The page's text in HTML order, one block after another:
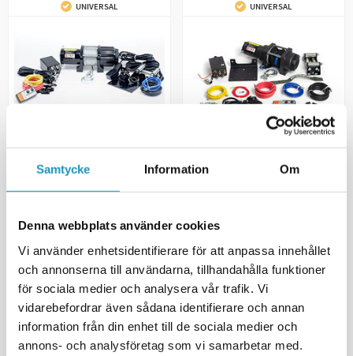
Samtycke Information Om
Denna webbplats använder cookies
Vi använder enhetsidentifierare för att anpassa innehållet
och annonserna till användarna, tillhandahålla funktioner
för sociala medier och analysera vår trafik. Vi
vidarebefordrar även sådana identifierare och annan
information från din enhet till de sociala medier och
annons- och analysföretag som vi samarbetar med.
UNIVERSAL
BRONCO
Bronco Vinsj 4500 WORKHORSE
Stålvaier
3 416 kr (inkl. mva)
4 PÅ LAGER
+ LEGG TIL I
MER INFORMASJON
UNIVERSAL
Bronco Vinsj 2500 Generation 2
5 PÅ LAGER
+ LEGG TIL I
MER INFORMASJON